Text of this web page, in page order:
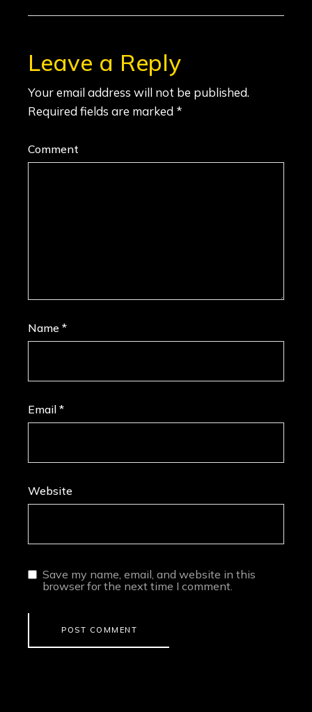
Leave a Reply
Your email address will not be published.
Required fields are marked *
Comment
Name*
Email*
Website
Save my name, email, and website in this
browser for the next time I comment.
POST COMMENT